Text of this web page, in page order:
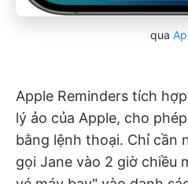
qua
Apple Reminders tích
lý ảo của Apple, cho
bằng lệnh thoại. Chỉ cần
gọi Jane vào 2 giờ chiều